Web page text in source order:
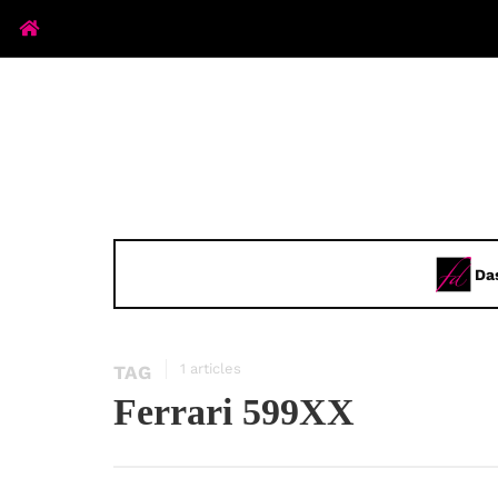
TAG 1 articles
Ferrari 599XX